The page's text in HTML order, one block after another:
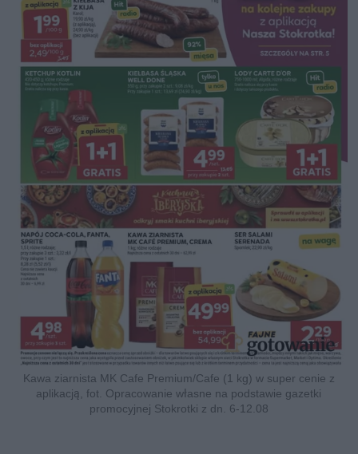
Kawa ziarnista MK Cafe Premium/Cafe (1 kg) w super cenie z
aplikacją, fot. Opracowanie własne na podstawie gazetki
promocyjnej Stokrotki z dn. 6-12.08